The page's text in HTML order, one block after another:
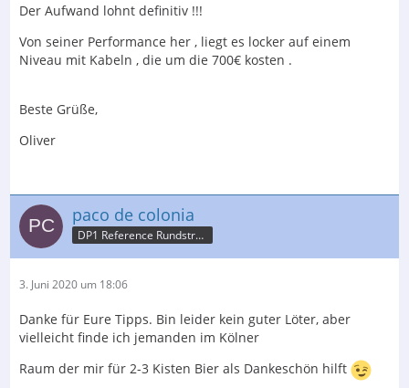
Der Aufwand lohnt definitiv !!!
Von seiner Performance her , liegt es locker auf einem
Niveau mit Kabeln , die um die 700€ kosten .
Beste Grüße,
Oliver
paco de colonia
DP1 Reference Rundstrahler/ Boenicke P1/SHD mod.
3. Juni 2020 um 18:06
Danke für Eure Tipps. Bin leider kein guter Löter, aber
vielleicht finde ich jemanden im Kölner
Raum der mir für 2-3 Kisten Bier als Dankeschön hilft